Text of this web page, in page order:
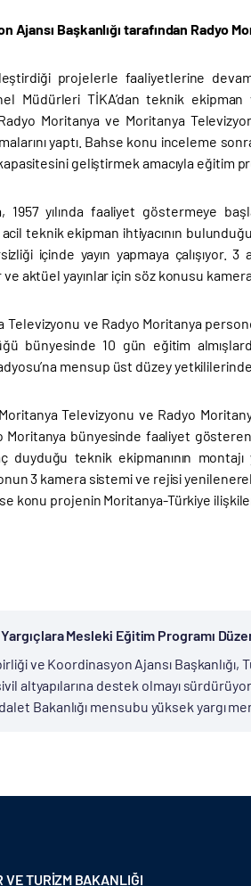
Ajansı Başkanlığı tarafından Radyo
projelerle faaliyetlerine
Müdürleri TİKA’dan teknik
Moritanya ve Moritanya
yaptı. Bahse konu inceleme
geliştirmek amacıyla eğitim
1957 yılında faaliyet göstermeye
acil teknik ekipman ihtiyacının
içinde yayın yapmaya çalışıyor.
aktüel yayınlar için söz konusu
Televizyonu ve Radyo Moritanya
bünyesinde 10 gün eğitim
mensup üst düzey
Televizyonu ve Radyo
bünyesinde faaliyet
teknik ekipmanının montajı
3 kamera sistemi ve rejisi
konu projenin Moritanya-Türkiye
Mesleki Eğitim Programı
ve Koordinasyon Ajansı
altyapılarına destek olmayı
Bakanlığı mensubu yüksek yargı
VE TURİZM BAKANLIĞI